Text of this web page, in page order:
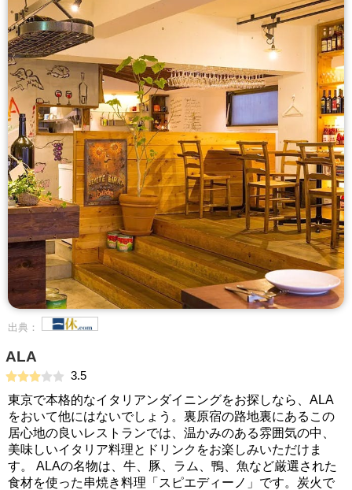
出典：
ALA
3.5
東京で本格的なイタリアンダイニングをお探しなら、ALA
をおいて他にはないでしょう。裏原宿の路地裏にあるこの
居心地の良いレストランでは、温かみのある雰囲気の中、
美味しいイタリア料理とドリンクをお楽しみいただけま
す。 ALAの名物は、牛、豚、ラム、鴨、魚など厳選された
食材を使った串焼き料理「スピエディーノ」です。炭火で